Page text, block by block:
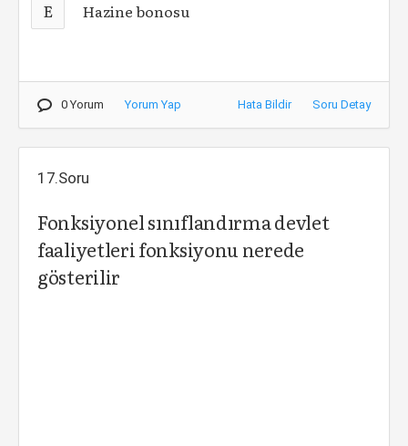
E Hazine bonosu
0 Yorum Yorum Yap Hata Bildir Soru Detay
17.Soru
Fonksiyonel sınıflandırma devlet
faaliyetleri fonksiyonu nerede
gösterilir